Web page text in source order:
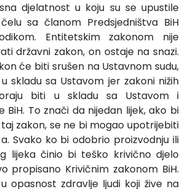
djelatnost u koju su se upustile
sa članom Predsjedništva BiH
Entitetskim zakonom nije
državni zakon, on ostaje na snazi.
će biti srušen na Ustavnom sudu,
skladu sa Ustavom jer zakoni nižih
biti u skladu sa Ustavom i
BiH. To znači da nijedan lijek, ako bi
zakon, se ne bi mogao upotrijebiti
Svako ko bi odobrio proizvodnju ili
lijeka činio bi teško krivično djelo
propisano Krivičnim zakonom BiH.
opasnost zdravlje ljudi koji žive na